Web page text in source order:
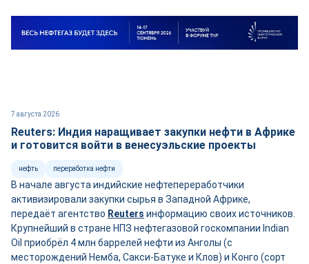
7 августа 2026
Reuters: Индия наращивает закупки нефти в Африке
и готовится войти в венесуэльские проекты
нефть переработка нефти
В начале августа индийские нефтепереработчики
активизировали закупки сырья в Западной Африке,
передаёт агентство Reuters информацию своих источников.
Крупнейший в стране НПЗ нефтегазовой госкомпании Indian
Oil приобрёл 4 млн баррелей нефти из Анголы (с
месторождений Немба, Сакси-Батуке и Клов) и Конго (сорт